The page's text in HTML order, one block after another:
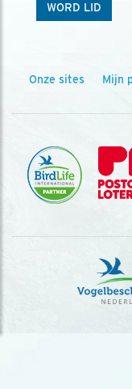
WORD LID
Onze sites Mijn